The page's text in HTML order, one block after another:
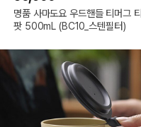
명품 사마도요 우드핸들 티머그 티
팟 500mL (BC10_스텐필터)